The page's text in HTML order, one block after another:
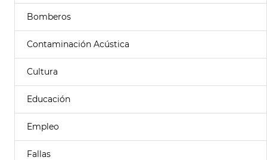
Bomberos
Contaminación Acústica
Cultura
Educación
Empleo
Fallas